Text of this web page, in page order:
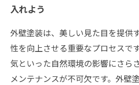
入れよう
外壁塗装は、美しい見た目を提供
性を向上させる重要なプロセスで
気といった自然環境の影響にさら
メンテナンスが不可欠です。外壁